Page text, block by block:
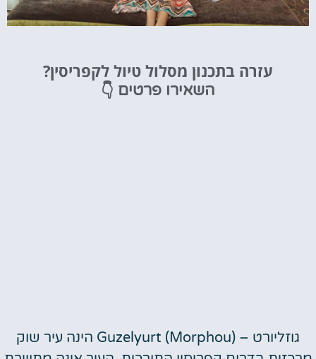
מציאת מלון
עזרה בתכנון מסלול טיול לקפריסין?
השאירו פרטים 👇
גוזליורט – Guzelyurt (Morphou) הינה
עיר שוק